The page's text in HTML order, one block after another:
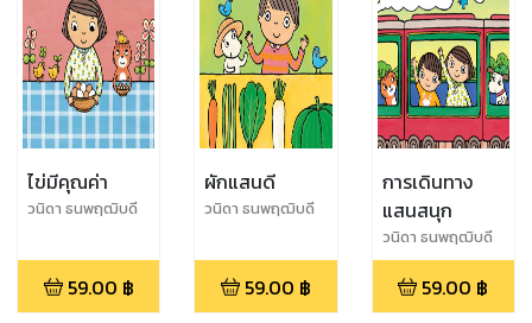
ไข่มีคุณค่า
วนิดา ธนพฤฒิบดี
59.00 ฿
ผักแสนดี
วนิดา ธนพฤฒิบดี
59.00 ฿
การเดินทาง
แสนสนุก
วนิดา ธนพฤฒิบดี
59.00 ฿